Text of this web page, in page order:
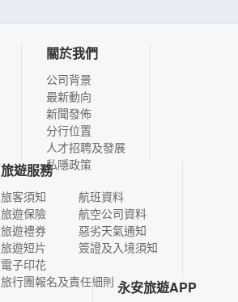
關於我們
公司背景
最新動向
新聞發佈
分行位置
人才招聘及發展
私隱政策
旅遊服務
旅客須知
旅遊保險
旅遊禮券
旅遊短片
電子印花
航班資料
航空公司資料
惡劣天氣通知
簽證及入境須知
旅行團報名及責任細則 永安旅遊APP